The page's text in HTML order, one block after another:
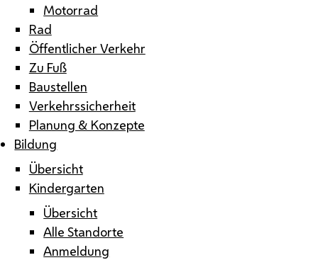
Motorrad
Rad
Öffentlicher Verkehr
Zu Fuß
Baustellen
Verkehrssicherheit
Planung & Konzepte
Bildung
Übersicht
Kindergarten
Übersicht
Alle Standorte
Anmeldung